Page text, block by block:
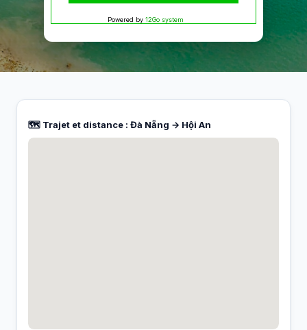
Powered by 12Go system
🗺️ Trajet et distance : Đà Nẵng → Hội An